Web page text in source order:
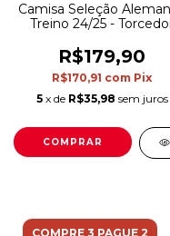
Camisa Seleção
Treino 24/25 -
e preta com detalhes
roxo
R$179,90
R$170,91 com Pix
5 x de R$35,98 sem juros
COMPRAR
COMPRE 3 PAGUE 2